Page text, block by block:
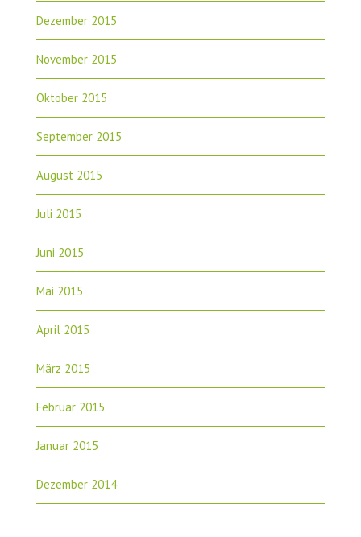
Dezember 2015
November 2015
Oktober 2015
September 2015
August 2015
Juli 2015
Juni 2015
Mai 2015
April 2015
März 2015
Februar 2015
Januar 2015
Dezember 2014